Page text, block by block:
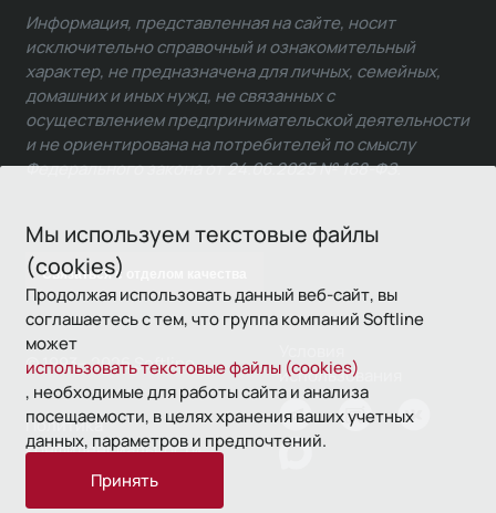
Мы используем текстовые файлы
(cookies)
Продолжая использовать данный веб-сайт, вы
соглашаетесь с тем, что группа компаний Softline
может
использовать текстовые файлы (cookies)
, необходимые для работы сайта и анализа
посещаемости, в целях хранения ваших учетных
данных, параметров и предпочтений.
Принять
Связаться с отделом качества
Информация, представленная на сайте, носит
исключительно справочный и ознакомительный
характер, не предназначена для личных, семейных,
домашних и иных нужд, не связанных с
осуществлением предпринимательской деятельности
и не ориентирована на потребителей по смыслу
Федерального закона от 24.06.2025 № 168-ФЗ.
© 1993—2026 Softline
использования
Политика
конфиденциальности